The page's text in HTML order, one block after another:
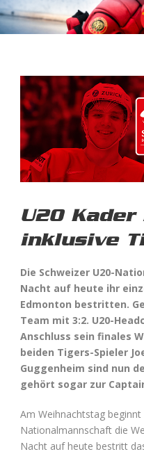
U20
inklusive
Die Schweizer U20-
Nacht auf heute ihr
Edmonton bestritten.
Team mit 3:2. U20-
Anschluss sein finales
beiden Tigers-Spieler
Guggenheim sind nun
gehört sogar zur
Am Weihnachtstag
Nationalmannschaft die
Nacht auf heute bestritt